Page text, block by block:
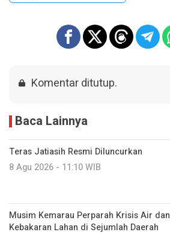
Komentar ditutup.
Baca Lainnya
Teras Jatiasih Resmi Diluncurkan
8 Agu 2026 - 11:10 WIB
Musim Kemarau Perparah Krisis Air dan
Kebakaran Lahan di Sejumlah Daerah